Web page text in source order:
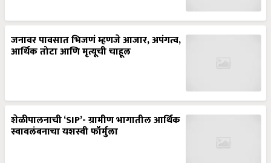
जनावर पावसात भिजणं म्हणजे आजार, अपंगत्व,
आर्थिक तोटा आणि मृत्यूची चाहूल
शेळीपालनाची ‘SIP’- ग्रामीण भागातील आर्थिक
स्वावलंबनाचा यशस्वी फॉर्मुला